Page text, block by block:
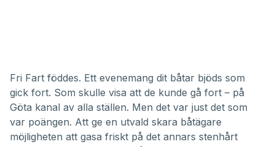
Fri Fart föddes. Ett evenemang dit båtar bjöds som
gick fort. Som skulle visa att de kunde gå fort – på
Göta kanal av alla ställen. Men det var just det som
var poängen. Att ge en utvald skara båtägare
möjligheten att gasa friskt på det annars stenhårt